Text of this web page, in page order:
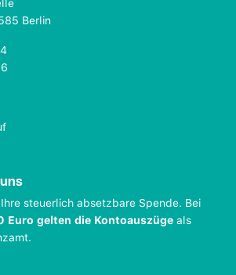
Berlin
steuerlich absetzbare Spende. Bei
Euro gelten die Kontoauszüge als